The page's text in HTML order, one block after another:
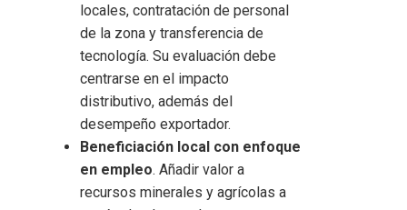
locales, contratación de personal
de la zona y transferencia de
tecnología. Su evaluación debe
centrarse en el impacto
distributivo, además del
desempeño exportador.
Beneficiación local con enfoque
en empleo. Añadir valor a
recursos minerales y agrícolas a